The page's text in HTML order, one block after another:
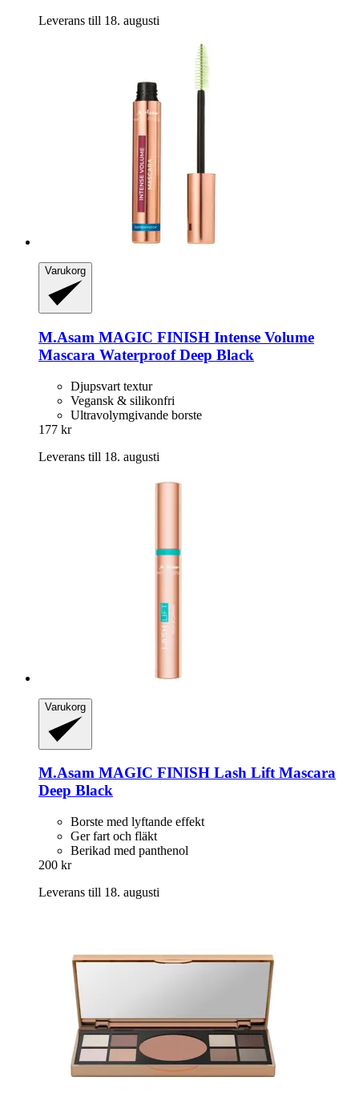
Leverans till 18. augusti
Varukorg
M.Asam MAGIC FINISH Intense Volume
Mascara Waterproof Deep Black
Djupsvart textur
Vegansk & silikonfri
Ultravolymgivande borste
177 kr
Leverans till 18. augusti
Varukorg
M.Asam MAGIC FINISH Lash Lift Mascara
Deep Black
Borste med lyftande effekt
Ger fart och fläkt
Berikad med panthenol
200 kr
Leverans till 18. augusti